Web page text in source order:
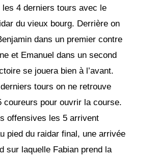
les 4 derniers tours avec le
du vieux bourg. Derrière on
dans un premier contre
et Emanuel dans un second
se jouera bien à l’avant.
tours on ne retrouve
coureurs pour ouvrir la course.
offensives les 5 arrivent
pied du raidar final, une arrivée
sur laquelle Fabian prend la